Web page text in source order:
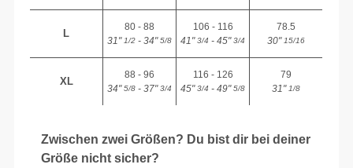
L
80 - 88
31"1/2 - 34"5/8
106 - 116
41"3/4 - 45"3/4
78.5
30"15/16
XL
88 - 96
34"5/8 - 37"3/4
116 - 126
45"3/4 - 49"5/8
79
31"1/8
Zwischen zwei Größen? Du bist dir bei deiner
Größe nicht sicher?